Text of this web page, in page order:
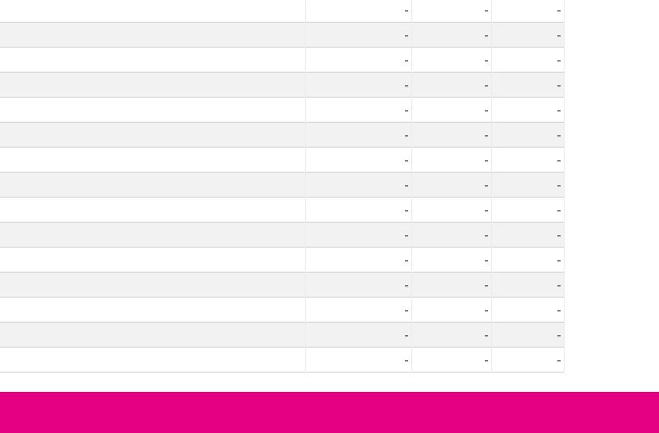
- -
-
- -
-
- -
-
- -
-
- -
-
- -
-
- -
-
- -
-
- -
-
- -
-
- -
-
- -
-
- -
-
- -
-
- - -